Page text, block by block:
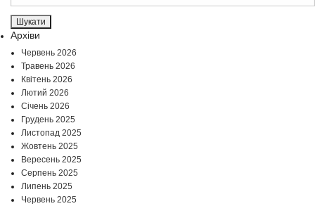
Архіви
Червень 2026
Травень 2026
Квітень 2026
Лютий 2026
Січень 2026
Грудень 2025
Листопад 2025
Жовтень 2025
Вересень 2025
Серпень 2025
Липень 2025
Червень 2025